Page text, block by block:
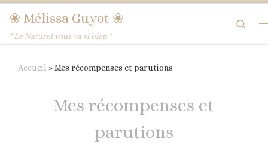
Passer au contenu
❀ Mélissa Guyot ❀
" Le Naturel vous va si bien "
Accueil »Mes récompenses et parutions
Mes récompenses et
parutions